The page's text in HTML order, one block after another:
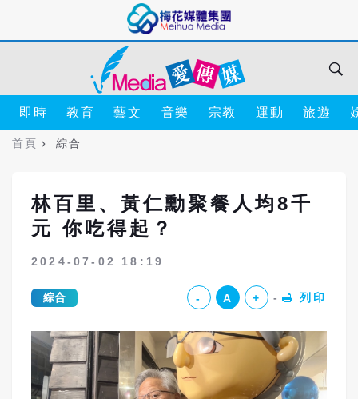
即時 教育 藝文 音樂 宗教 運動 旅遊
首頁 綜合
林百里、黃仁勳聚餐人均8千
元 你吃得起？
2024-07-02 18:19
綜合 - A + 列印